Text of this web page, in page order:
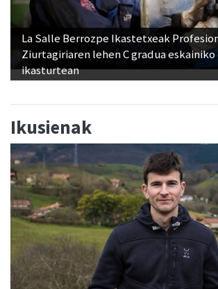
La Salle Berrozpe Ikastetxeak
Ziurtagiriaren lehen C gradua
ikasturtean